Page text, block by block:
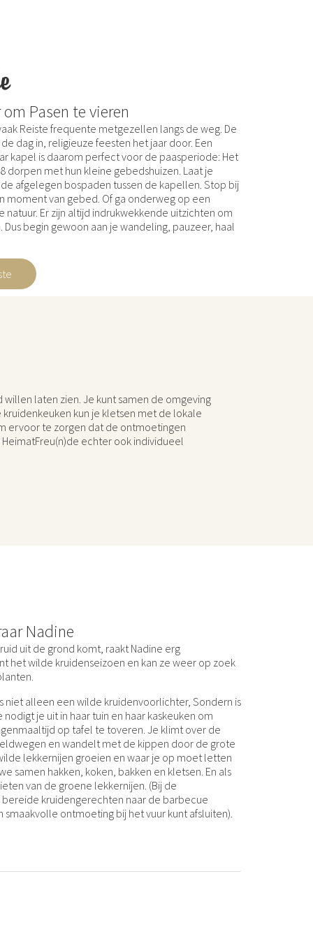
Pasen te vieren
Reiste frequente metgezellen langs de weg. De
dag in, religieuze feesten het jaar door. Een
kapel is daarom perfect voor de paasperiode: Het
dorpen met hun kleine gebedshuizen. Laat je
afgelegen bospaden tussen de kapellen. Stop bij
moment van gebed. Of ga onderweg op een
natuur. Er zijn altijd indrukwekkende uitzichten om
begin gewoon aan je wandeling, pauzeer, haal
willen laten zien. Je kunt samen de omgeving
kun je kletsen met de lokale
ervoor te zorgen dat de ontmoetingen
echter ook individueel
Nadine
uit de grond komt, raakt Nadine erg
het wilde kruidenseizoen en kan ze weer op zoek
niet alleen een wilde kruidenvoorlichter, Sondern is
je uit in haar tuin en haar kaskeuken om
op tafel te toveren. Je klimt over de
en wandelt met de kippen door de grote
lekkernijen groeien en waar je op moet letten
samen hakken, koken, bakken en kletsen. En als
van de groene lekkernijen. (Bij de
kruidengerechten naar de barbecue
ontmoeting bij het vuur kunt afsluiten).